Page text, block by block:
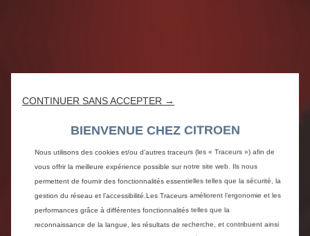
CONTINUER SANS ACCEPTER →
BIENVENUE CHEZ CITROEN
Nous utilisons des cookies et/ou d’autres traceurs (les « Traceurs ») afin de
vous offrir la meilleure expérience possible sur notre site web. Ils nous
permettent de fournir des fonctionnalités essentielles telles que la sécurité, la
gestion du réseau et l’accessibilité.Les Traceurs améliorent l’ergonomie et les
performances grâce à différentes fonctionnalités telles que la
reconnaissance de la langue, les résultats de recherche, et contribuent ainsi